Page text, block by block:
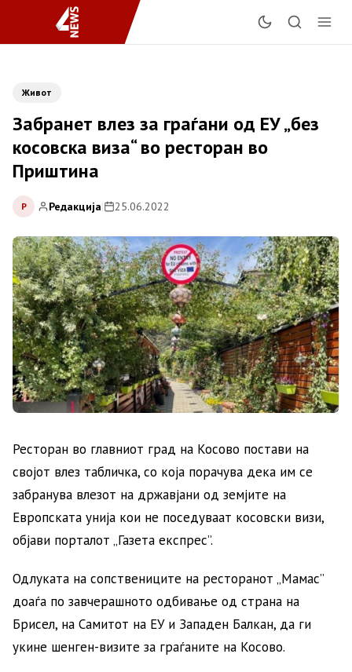
Живот
Забранет влез за граѓани од ЕУ „без
косовска виза“ во ресторан во
Приштина
Р Редакција| 25.06.2022
Ресторан во главниот град на Косово постави на
својот влез табличка, со која порачува дека им се
забранува влезот на државјани од земјите на
Европската унија кои не поседуваат косовски визи,
објави порталот „Газета експрес”.
Одлуката на сопствениците на ресторанот „Мамас”
доаѓа по завчерашното одбивање од страна на
Брисел, на Самитот на ЕУ и Западен Балкан, да ги
укине шенген-визите за граѓаните на Косово.